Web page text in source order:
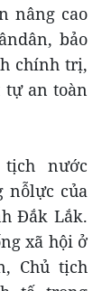
nâng cao
bảo
chính trị,
tự an toàn
nước
nỗlực của
Đắk Lắk.
xã hội ở
Chủ tịch